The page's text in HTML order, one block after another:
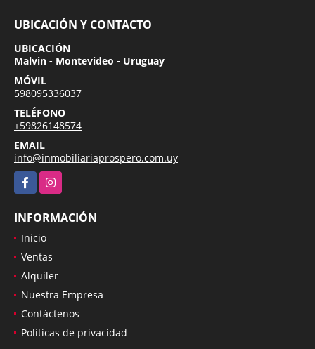
UBICACIÓN Y CONTACTO
UBICACIÓN
Malvin - Montevideo - Uruguay
MÓVIL
598095336037
TELÉFONO
+59826148574
EMAIL
info@inmobiliariaprospero.com.uy
FacebookInstagram
INFORMACIÓN
Inicio
Ventas
Alquiler
Nuestra Empresa
Contáctenos
Políticas de privacidad